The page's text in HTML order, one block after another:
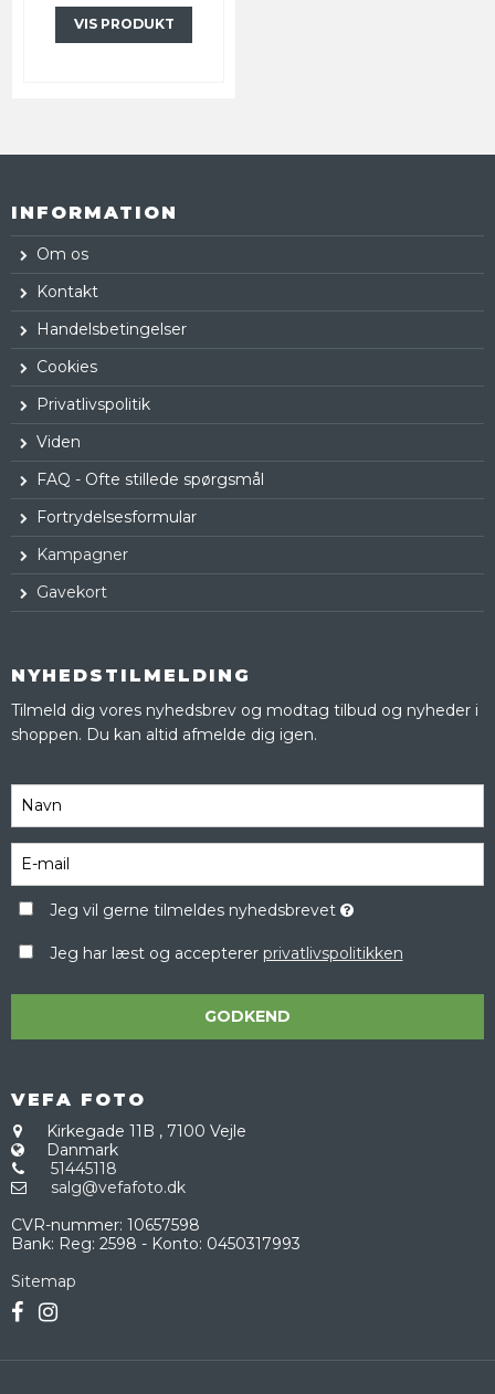
VIS PRODUKT
INFORMATION
Om os
Kontakt
Handelsbetingelser
Cookies
Privatlivspolitik
Viden
FAQ - Ofte stillede spørgsmål
Fortrydelsesformular
Kampagner
Gavekort
NYHEDSTILMELDING
Tilmeld dig vores nyhedsbrev og modtag tilbud og nyheder i
shoppen. Du kan altid afmelde dig igen.
Jeg vil gerne tilmeldes nyhedsbrevet
Jeg har læst og accepterer privatlivspolitikken
GODKEND
VEFA FOTO
Kirkegade 11B , 7100 Vejle
Danmark
51445118
salg@vefafoto.dk
CVR-nummer: 10657598
Bank: Reg: 2598 - Konto: 0450317993
Sitemap